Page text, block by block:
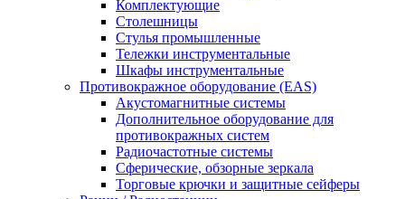
Комплектующие
Столешницы
Стулья промышленные
Тележки инструментальные
Шкафы инструментальные
Противокражное оборудование (EAS)
Акустомагнитные системы
Дополнительное оборудование для
противокражных систем
Радиочастотные системы
Сферические, обзорные зеркала
Торговые крючки и защитные сейферы